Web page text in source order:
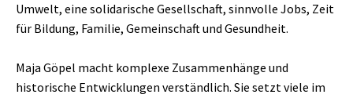
Umwelt, eine solidarische Gesellschaft, sinnvolle Jobs, Zeit
für Bildung, Familie, Gemeinschaft und Gesundheit.
Maja Göpel macht komplexe Zusammenhänge und
historische Entwicklungen verständlich. Sie setzt viele im